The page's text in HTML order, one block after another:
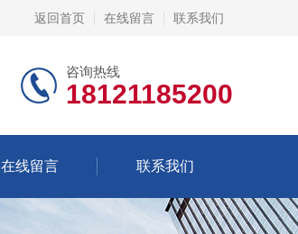
返回首页 在线留言 联系我们
咨询热线
18121185200
在线留言 联系我们